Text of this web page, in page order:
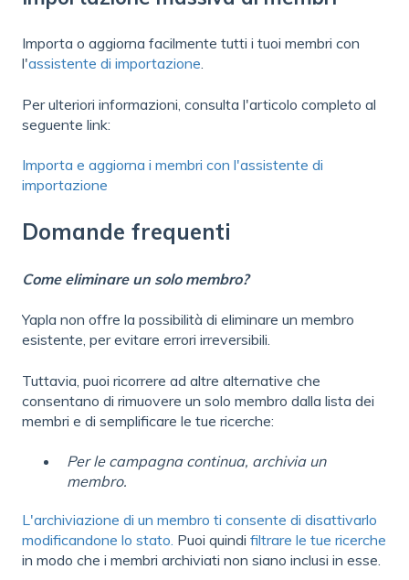
Importa o aggiorna facilmente tutti i tuoi membri con
l'assistente di importazione.
Per ulteriori informazioni, consulta l'articolo completo al
seguente link:
Importa e aggiorna i membri con l'assistente di
importazione
Domande frequenti
Come eliminare un solo membro?
Yapla non offre la possibilità di eliminare un membro
esistente, per evitare errori irreversibili.
Tuttavia, puoi ricorrere ad altre alternative che
consentano di rimuovere un solo membro dalla lista dei
membri e di semplificare le tue ricerche:
Per le campagna continua, archivia un
membro.
L'archiviazione di un membro ti consente di disattivarlo
modificandone lo stato. Puoi quindi filtrare le tue ricerche
in modo che i membri archiviati non siano inclusi in esse.